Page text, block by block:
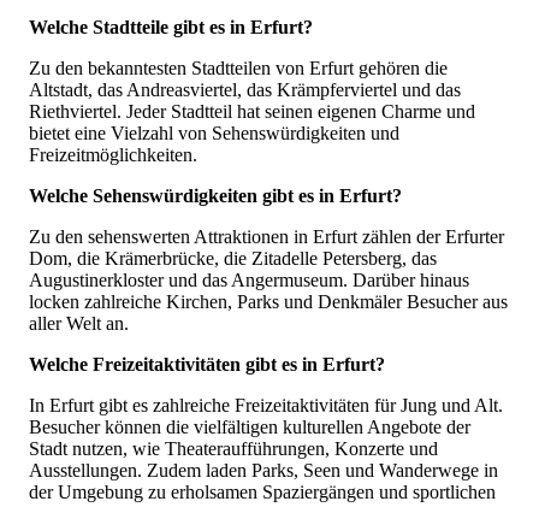
Welche Stadtteile gibt es in Erfurt?
Zu den bekanntesten Stadtteilen von Erfurt gehören die
Altstadt, das Andreasviertel, das Krämpferviertel und das
Riethviertel. Jeder Stadtteil hat seinen eigenen Charme und
bietet eine Vielzahl von Sehenswürdigkeiten und
Freizeitmöglichkeiten.
Welche Sehenswürdigkeiten gibt es in Erfurt?
Zu den sehenswerten Attraktionen in Erfurt zählen der Erfurter
Dom, die Krämerbrücke, die Zitadelle Petersberg, das
Augustinerkloster und das Angermuseum. Darüber hinaus
locken zahlreiche Kirchen, Parks und Denkmäler Besucher aus
aller Welt an.
Welche Freizeitaktivitäten gibt es in Erfurt?
In Erfurt gibt es zahlreiche Freizeitaktivitäten für Jung und Alt.
Besucher können die vielfältigen kulturellen Angebote der
Stadt nutzen, wie Theateraufführungen, Konzerte und
Ausstellungen. Zudem laden Parks, Seen und Wanderwege in
der Umgebung zu erholsamen Spaziergängen und sportlichen